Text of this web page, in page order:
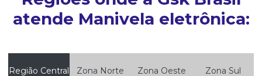
atende Manivela eletrônica:
Região Central Zona Norte Zona Oeste Zona Sul